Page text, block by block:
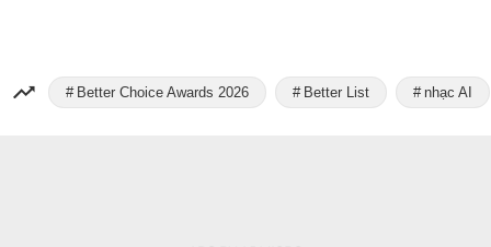
Better Choice Awards 2026 Better List nhạc AI